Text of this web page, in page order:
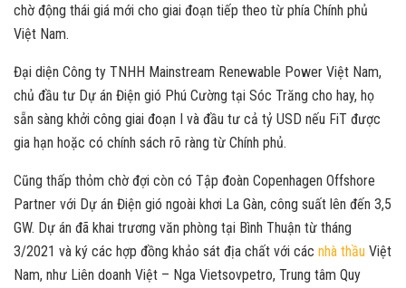
chờ động thái giá mới cho giai đoạn tiếp theo từ phía Chính phủ
Việt Nam.
Đại diện Công ty TNHH Mainstream Renewable Power Việt Nam,
chủ đầu tư Dự án Điện gió Phú Cường tại Sóc Trăng cho hay, họ
sẵn sàng khởi công giai đoạn I và đầu tư cả tỷ USD nếu FiT được
gia hạn hoặc có chính sách rõ ràng từ Chính phủ.
Cũng thấp thỏm chờ đợi còn có Tập đoàn Copenhagen Offshore
Partner với Dự án Điện gió ngoài khơi La Gàn, công suất lên đến 3,5
GW. Dự án đã khai trương văn phòng tại Bình Thuận từ tháng
3/2021 và ký các hợp đồng khảo sát địa chất với các nhà thầu Việt
Nam, như Liên doanh Việt – Nga Vietsovpetro, Trung tâm Quy